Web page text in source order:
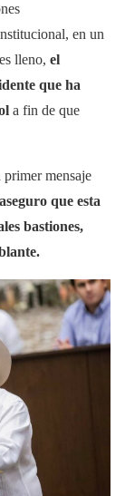
en un
lleno, el
que ha
a fin de que
mensaje
que esta
bastiones,